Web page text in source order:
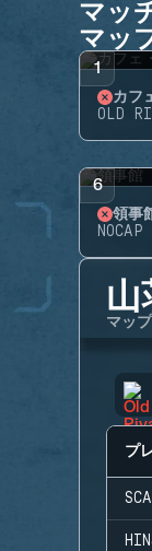
マッ
マッ
1
カフ
OLD
6
領事
NOCAP
山
マップ
プ